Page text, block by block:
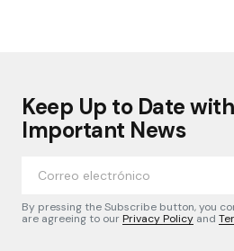
Keep Up to Date
Important News
By pressing the Subscribe button, you
are agreeing to ourPrivacy Policy and